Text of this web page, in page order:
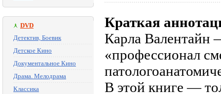
DVD
Детектив, Боевик
Детское Кино
Документальное Кино
Драма. Мелодрама
Классика
Краткая
Карла Валентайн
«профессионал
В этой книге —